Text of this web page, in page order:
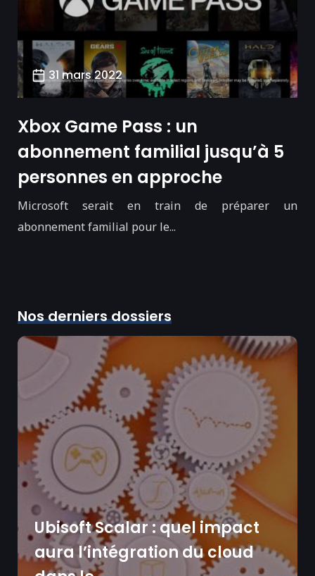
31 mars 2022
Xbox Game Pass : un
abonnement familial jusqu’à 5
personnes en approche
Microsoft serait en train de préparer un
abonnement familial pour le...
Nos derniers dossiers
Ubisoft Scalar : quel impact
aura l’intégration du cloud